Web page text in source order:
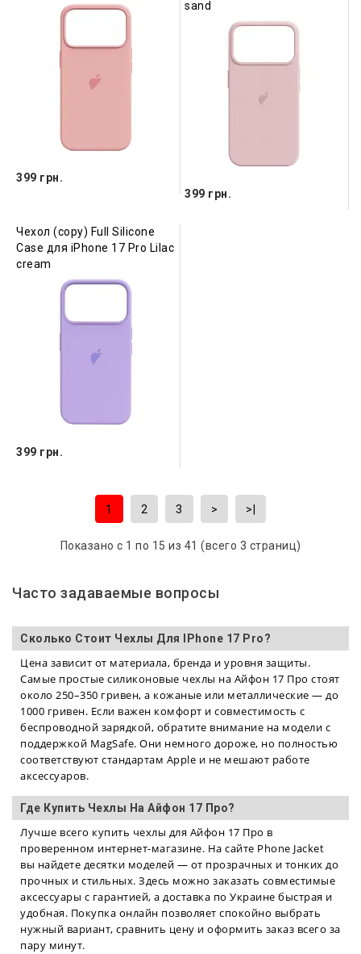
399 грн.
sand
399 грн.
Чехол (copy) Full Silicone
Case для iPhone 17 Pro Lilac
cream
399 грн.
1 2 3 > >|
Показано с 1 по 15 из 41 (всего 3 страниц)
Часто задаваемые вопросы
Сколько Стоит Чехлы Для IPhone 17 Pro?
Цена зависит от материала, бренда и уровня защиты.
Самые простые силиконовые чехлы на Айфон 17 Про стоят
около 250–350 гривен, а кожаные или металлические — до
1000 гривен. Если важен комфорт и совместимость с
беспроводной зарядкой, обратите внимание на модели с
поддержкой MagSafe. Они немного дороже, но полностью
соответствуют стандартам Apple и не мешают работе
аксессуаров.
Где Купить Чехлы На Айфон 17 Про?
Лучше всего купить чехлы для Айфон 17 Про в
проверенном интернет-магазине. На сайте Phone Jacket
вы найдете десятки моделей — от прозрачных и тонких до
прочных и стильных. Здесь можно заказать совместимые
аксессуары с гарантией, а доставка по Украине быстрая и
удобная. Покупка онлайн позволяет спокойно выбрать
нужный вариант, сравнить цену и оформить заказ всего за
пару минут.